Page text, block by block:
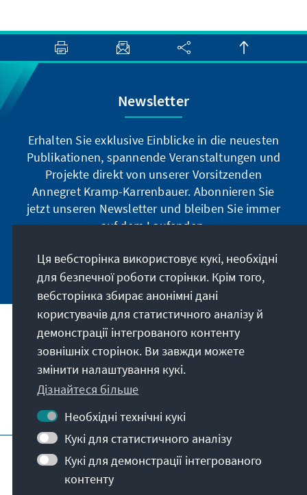
Newsletter
Erhalten Sie exklusive Einblicke in die neuesten
Publikationen, spannende Veranstaltungen und
Projekte direkt von unserer Vorsitzenden
Annegret Kramp-Karrenbauer. Abonnieren Sie
jetzt unseren Newsletter und bleiben Sie immer
auf dem Laufenden.
Jetzt abonnieren
Наше покликання
Контакт
Подальші пропозиції від фонду
Вихідні дані
Захист даних
Умови користування
Erklärung zur Barrierefreiheit
Ця вебсторінка використовує кукі, необхідні
для безпечної роботи сторінки. Крім того,
вебсторінка збирає анонімні дані
користувачів для статистичного аналізу й
демонстрації інтегрованого контенту
зовнішніх сторінок. Ви завжди можете
змінити налаштування кукі.
Дізнайтеся більше
Необхідні технічні кукі
Кукі для статистичного аналізу
Кукі для демонстрації інтегрованого
контенту